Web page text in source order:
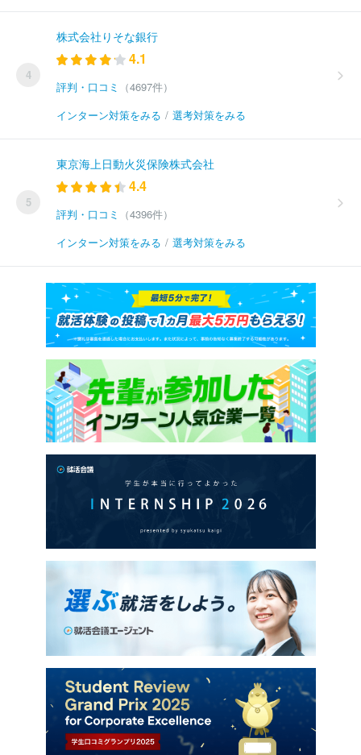
4
株式会社りそな銀行
4.1
評判・口コミ
（4697件）
インターン対策をみる / 選考対策をみる
5
東京海上日動火災保険株式会社
4.4
評判・口コミ
（4396件）
インターン対策をみる / 選考対策をみる